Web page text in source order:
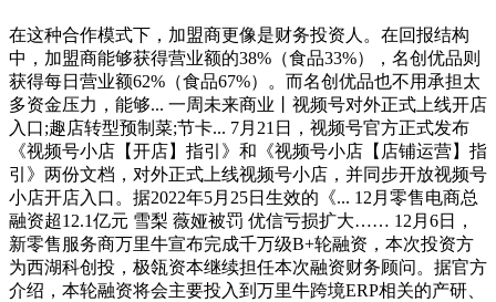
在这种合作模式下，加盟商更像是财务投资人。在回报结构
中，加盟商能够获得营业额的38%（食品33%），名创优品则
获得每日营业额62%（食品67%）。而名创优品也不用承担太
多资金压力，能够... 一周未来商业丨视频号对外正式上线开店
入口;趣店转型预制菜;节卡... 7月21日，视频号官方正式发布
《视频号小店【开店】指引》和《视频号小店【店铺运营】指
引》两份文档，对外正式上线视频号小店，并同步开放视频号
小店开店入口。据2022年5月25日生效的《... 12月零售电商总
融资超12.1亿元 雪梨 薇娅被罚 优信亏损扩大…… 12月6日，
新零售服务商万里牛宣布完成千万级B+轮融资，本次投资方
为西湖科创投，极瓴资本继续担任本次融资财务顾问。据官方
介绍，本轮融资将会主要投入到万里牛跨境ERP相关的产研、